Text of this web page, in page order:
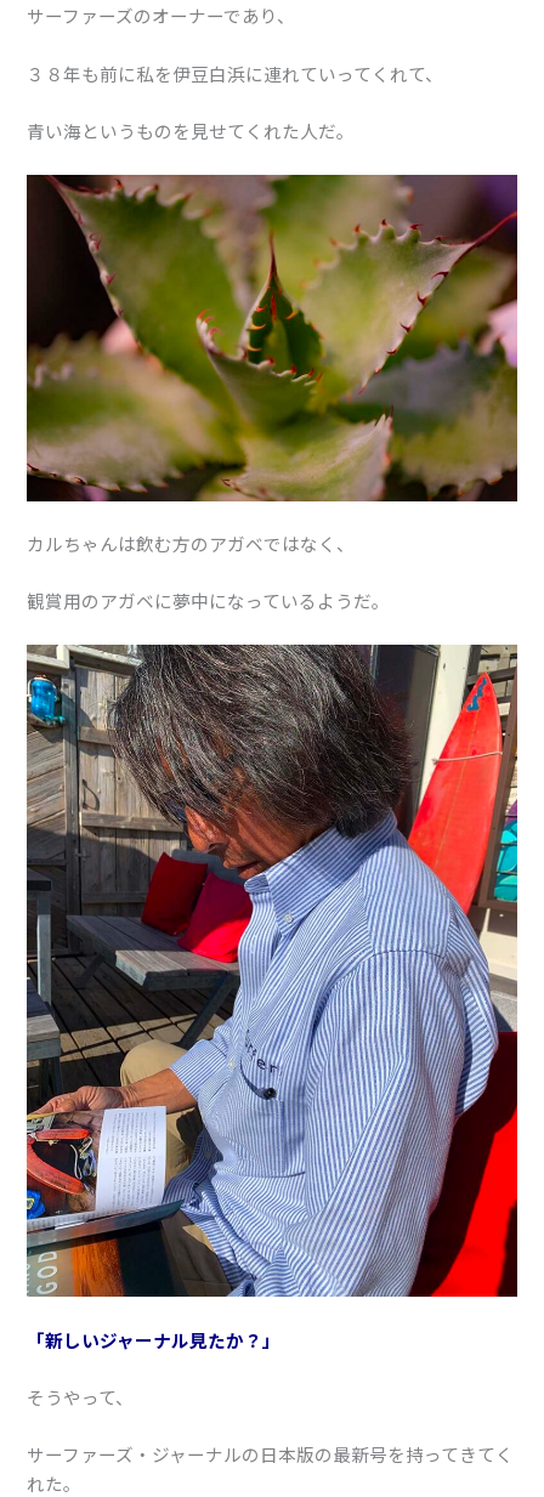
サーファーズのオーナーであり、
３８年も前に私を伊豆白浜に連れていってくれて、
青い海というものを見せてくれた人だ。
カルちゃんは飲む方のアガベではなく、
観賞用のアガベに夢中になっているようだ。
「新しいジャーナル見たか？」
そうやって、
サーファーズ・ジャーナルの日本版の最新号を持ってきてく
れた。